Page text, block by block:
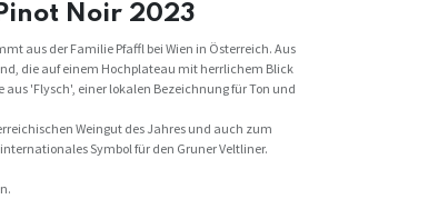
Noir 2023
aus der Familie Pfaffl bei Wien in Österreich. Aus
die auf einem Hochplateau mit herrlichem Blick
aus 'Flysch', einer lokalen Bezeichnung für Ton und
Weingut des Jahres und auch zum
Symbol für den Gruner Veltliner.